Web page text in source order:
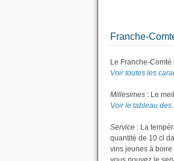
Franche-
Le Franche-
Voir toutes les
Millesimes : Le
Voir le tableau des
Service : La
quantité de 10 cl
vins jeunes à boire